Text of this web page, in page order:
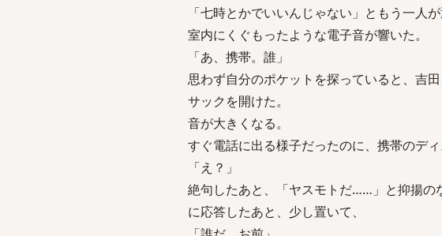
「七時とかでいいんじゃない」ともう一人が
室内にくぐもったような電子音が響いた。
「あ、携帯。誰」
思わず自分のポケットを探っていると、吉
サックを開けた。
音が大きくなる。
すぐ電話に出る様子だったのに、携帯のデ
「え？」
絶句したあと、「ヤスモトだ……」と抑揚の
に応答したあと、少し置いて、